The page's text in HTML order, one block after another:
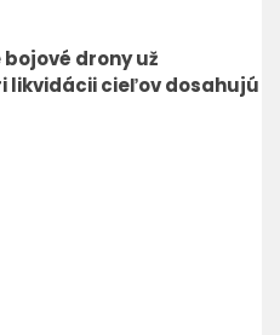
drony už
likvidácii cieľov dosahujú